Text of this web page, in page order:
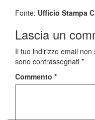
Fonte: Ufficio Stampa
Lascia un
Il tuo indirizzo email non
sono contrassegnati *
Commento *